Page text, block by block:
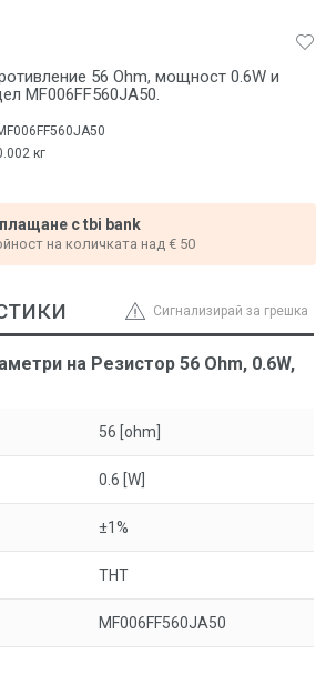
56 Ohm, мощност 0.6W и
MF006FF560JA50.
кг
с tbi bank
на количката над € 50
Сигнализирай за грешка
на Резистор 56 Ohm, 0.6W,
56 [ohm]
0.6 [W]
±1%
THT
MF006FF560JA50